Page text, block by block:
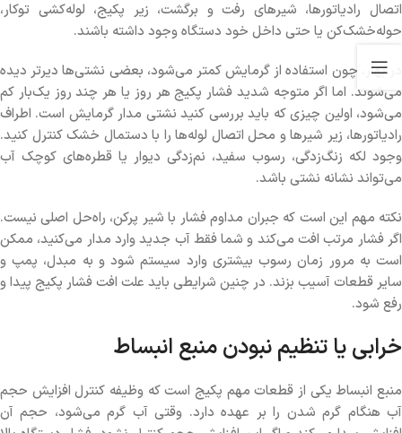
اتصال رادیاتورها، شیرهای رفت و برگشت، زیر پکیج، لوله‌کشی توکار،
حوله‌خشک‌کن یا حتی داخل خود دستگاه وجود داشته باشند.
در بهار، چون استفاده از گرمایش کمتر می‌شود، بعضی نشتی‌ها دیرتر دیده
می‌شوند. اما اگر متوجه شدید فشار پکیج هر روز یا هر چند روز یک‌بار کم
می‌شود، اولین چیزی که باید بررسی کنید نشتی مدار گرمایش است. اطراف
رادیاتورها، زیر شیرها و محل اتصال لوله‌ها را با دستمال خشک کنترل کنید.
وجود لکه زنگ‌زدگی، رسوب سفید، نم‌زدگی دیوار یا قطره‌های کوچک آب
می‌تواند نشانه نشتی باشد.
نکته مهم این است که جبران مداوم فشار با شیر پرکن، راه‌حل اصلی نیست.
اگر فشار مرتب افت می‌کند و شما فقط آب جدید وارد مدار می‌کنید، ممکن
است به مرور زمان رسوب بیشتری وارد سیستم شود و به مبدل، پمپ و
سایر قطعات آسیب بزند. در چنین شرایطی باید علت افت فشار پکیج پیدا و
رفع شود.
خرابی یا تنظیم نبودن منبع انبساط
منبع انبساط یکی از قطعات مهم پکیج است که وظیفه کنترل افزایش حجم
آب هنگام گرم شدن را بر عهده دارد. وقتی آب گرم می‌شود، حجم آن